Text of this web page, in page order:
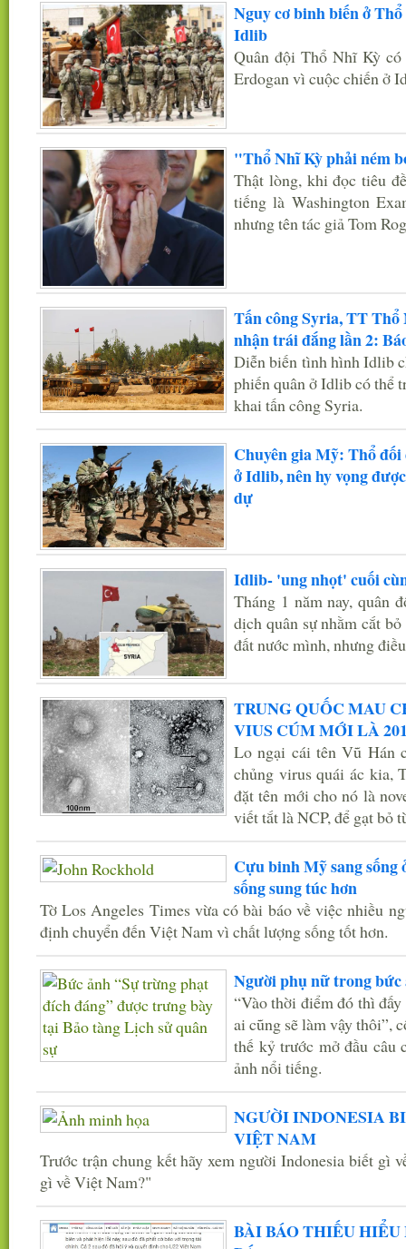
Nguy cơ binh biến ở
Idlib
Quân đội Thổ Nhĩ Kỳ
Erdogan vì cuộc chiến ở
"Thổ Nhĩ Kỳ phải ném
Thật lòng, khi đọc tiêu
tiếng là Washington
nhưng tên tác giả Tom
Tấn công Syria, TT
nhận trái đắng lần 2:
Diễn biến tình hình Idlib
phiến quân ở Idlib có thể
khai tấn công Syria.
Chuyên gia Mỹ: Thổ
ở Idlib, nên hy vọng
dự
Idlib- 'ung nhọt' cuối
Tháng 1 năm nay, quân
dịch quân sự nhằm cắt
đất nước mình, nhưng
TRUNG QUỐC MAU
VIUS CÚM MỚI LÀ
Lo ngại cái tên Vũ Hán
chủng virus quái ác kia,
đặt tên mới cho nó là
viết tắt là NCP, để gạt bỏ
Cựu binh Mỹ sang sống
sống sung túc hơn
Tờ Los Angeles Times vừa có bài báo về việc nhiều
định chuyển đến Việt Nam vì chất lượng sống tốt hơn.
Người phụ nữ trong bức
“Vào thời điểm đó thì
ai cũng sẽ làm vậy thôi”,
thế kỷ trước mở đầu câu
ảnh nổi tiếng.
NGƯỜI INDONESIA
VIỆT NAM
Trước trận chung kết hãy xem người Indonesia biết gì
gì về Việt Nam?"
BÀI BÁO THIẾU